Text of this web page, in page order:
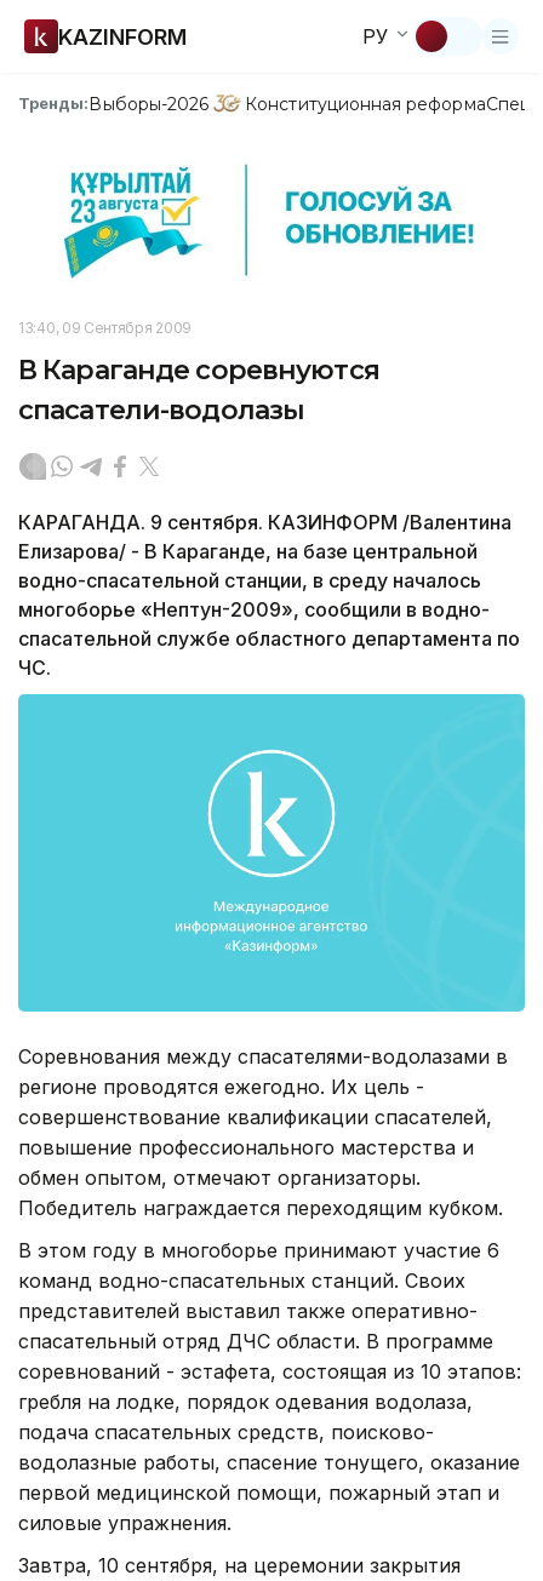
KAZINFORM РУ
Тренды:Выборы-2026 Конституционная реформа
13:40, 09 Сентября 2009
В Караганде соревнуются
спасатели-водолазы
КАРАГАНДА. 9 сентября. КАЗИНФОРМ /Валентина
Елизарова/ - В Караганде, на базе центральной
водно-спасательной станции, в среду началось
многоборье «Нептун-2009», сообщили в водно-
спасательной службе областного департамента по
ЧС.
Соревнования между спасателями-водолазами в
регионе проводятся ежегодно. Их цель -
совершенствование квалификации спасателей,
повышение профессионального мастерства и
обмен опытом, отмечают организаторы.
Победитель награждается переходящим кубком.
В этом году в многоборье принимают участие 6
команд водно-спасательных станций. Своих
представителей выставил также оперативно-
спасательный отряд ДЧС области. В программе
соревнований - эстафета, состоящая из 10 этапов:
гребля на лодке, порядок одевания водолаза,
подача спасательных средств, поисково-
водолазные работы, спасение тонущего, оказание
первой медицинской помощи, пожарный этап и
силовые упражнения.
Завтра, 10 сентября, на церемонии закрытия